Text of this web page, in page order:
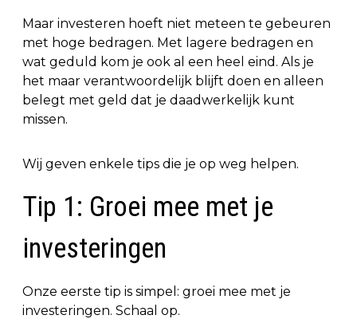
Maar investeren hoeft niet meteen te gebeuren
met hoge bedragen. Met lagere bedragen en
wat geduld kom je ook al een heel eind. Als je
het maar verantwoordelijk blijft doen en alleen
belegt met geld dat je daadwerkelijk kunt
missen.
Wij geven enkele tips die je op weg helpen.
Tip 1: Groei mee met je
investeringen
Onze eerste tip is simpel: groei mee met je
investeringen. Schaal op.